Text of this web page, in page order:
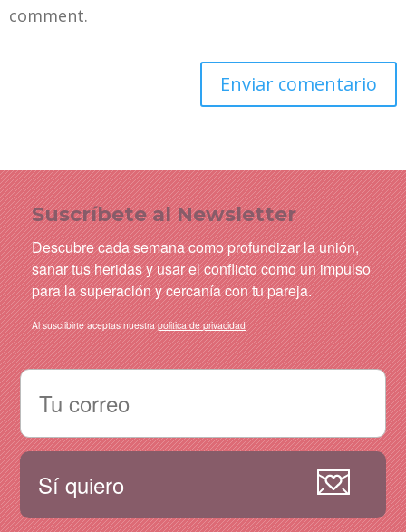
comment.
Suscríbete al Newsletter
Descubre cada semana como profundizar la unión,
sanar tus heridas y usar el conflicto como un impulso
para la superación y cercanía con tu pareja.
Al suscribirte aceptas nuestrapolitica de privacidad